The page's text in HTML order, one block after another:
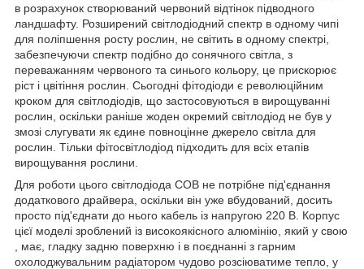
в розрахунок створюваний червоний відтінок підводного
ландшафту. Розширений світлодіодний спектр в одному чипі
для поліпшення росту рослин, не світить в одному спектрі,
забезпечуючи спектр подібно до сонячного світла, з
переважанням червоного та синього кольору, це прискорює
ріст і цвітіння рослин. Сьогодні фітодіоди є революційним
кроком для світлодіодів, що застосовуються в вирощуванні
рослин, оскільки раніше жоден окремий світлодіод не був у
змозі слугувати як єдине повноцінне джерело світла для
рослин. Тільки фітосвітлодіод підходить для всіх етапів
вирощування рослини.
Для роботи цього світлодіода COB не потрібне під'єднання
додаткового драйвера, оскільки він уже вбудований, досить
просто під'єднати до нього кабель із напругою 220 В. Корпус
цієї моделі зроблений із високоякісного алюмінію, який у свою
, має, гладку задню поверхню і в поєднанні з гарним
охолоджувальним радіатором чудово розсіюватиме тепло, у